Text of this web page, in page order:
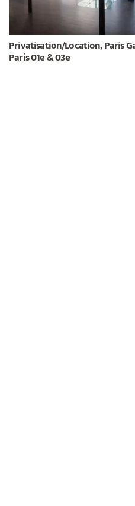
Privatisation/Location, Paris
Paris 01e & 03e